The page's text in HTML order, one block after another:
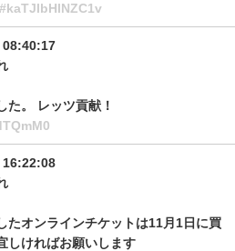
#kaTJlbHlNZC1v
08:40:17
た。 レッツ貢献！
16:22:08
たオンラインチケットは11月1日に買
しければお願いします